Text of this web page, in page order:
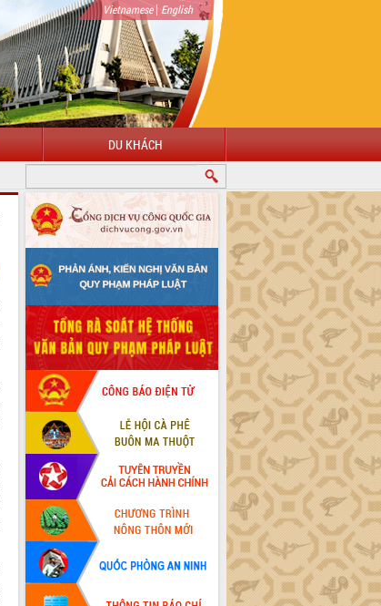
Vietnamese| English
DU KHÁCH